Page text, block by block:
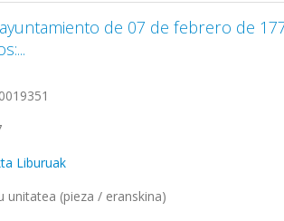
de 07 de febrero de
Liburuak
unitatea (pieza / eranskina)